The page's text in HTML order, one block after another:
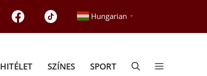
Hungarian ▼
HITÉLET SZÍNES SPORT